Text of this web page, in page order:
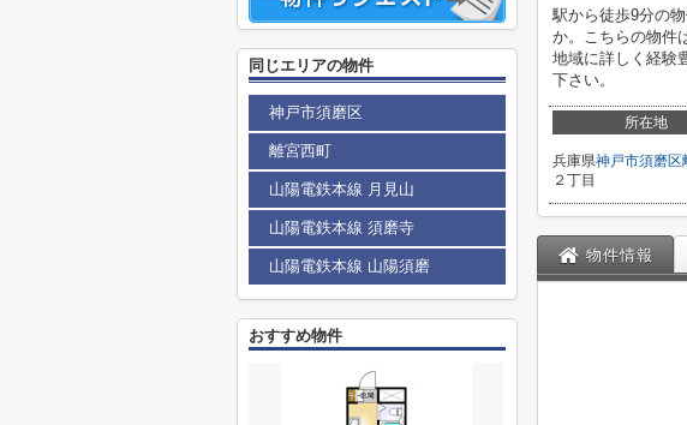
駅から徒歩9分の
か。こちらの物件
地域に詳しく経験
下さい。
所在地
兵庫県神戸市須磨区
２丁目
物件情報
同じエリアの物件
神戸市須磨区
離宮西町
山陽電鉄本線 月見山
山陽電鉄本線 須磨寺
山陽電鉄本線 山陽須磨
おすすめ物件